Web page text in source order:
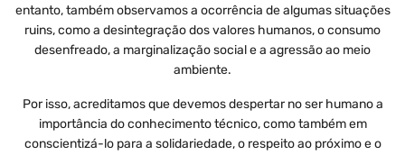
entanto, também observamos a ocorrência de algumas situações
ruins, como a desintegração dos valores humanos, o consumo
desenfreado, a marginalização social e a agressão ao meio
ambiente.
Por isso, acreditamos que devemos despertar no ser humano a
importância do conhecimento técnico, como também em
conscientizá-lo para a solidariedade, o respeito ao próximo e o